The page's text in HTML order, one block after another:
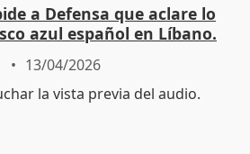
a Defensa que aclare lo
azul español en Líbano.
13/04/2026